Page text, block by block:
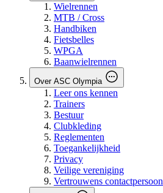
Wielrennen
MTB / Cross
Handbiken
Fietsbelles
WPGA
Baanwielrennen
Over ASC Olympia
Leer ons kennen
Trainers
Bestuur
Clubkleding
Reglementen
Toegankelijkheid
Privacy
Veilige vereniging
Vertrouwens contactpersoon